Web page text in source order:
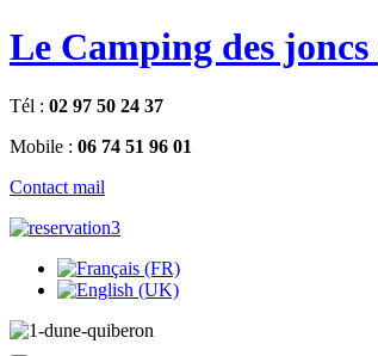
Le Camping des joncs
Tél : 02 97 50 24 37
Mobile : 06 74 51 96 01
Contact mail